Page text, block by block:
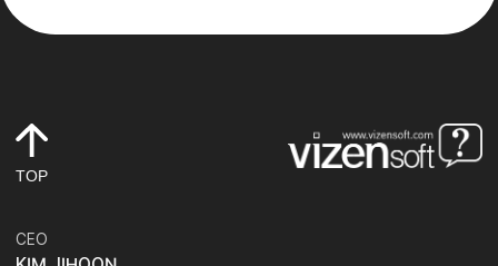
TOP
CEO